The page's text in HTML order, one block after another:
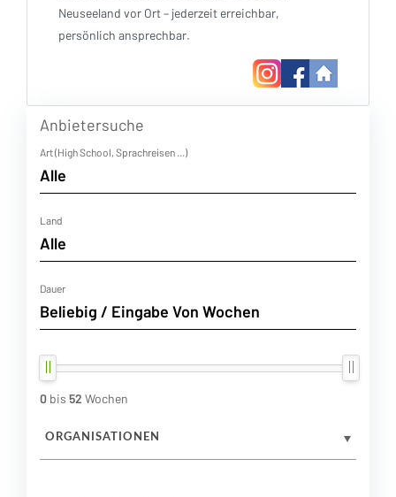
Neuseeland vor Ort – jederzeit erreichbar,
persönlich ansprechbar.
Anbietersuche
Art (High School, Sprachreisen ...)
Land
Dauer
0 bis 52 Wochen
ORGANISATIONEN